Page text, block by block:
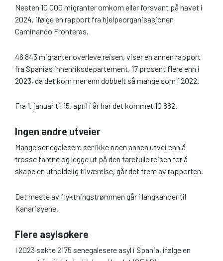
Nesten 10 000 migranter omkom eller forsvant på havet i
2024, ifølge en rapport fra hjelpeorganisasjonen
Caminando Fronteras.
46 843 migranter overleve reisen, viser en annen rapport
fra Spanias innenriksdepartement, 17 prosent flere enn i
2023, da det kom mer enn dobbelt så mange som i 2022.
Fra 1. januar til 15. april i år har det kommet 10 882.
Ingen andre utveier
Mange senegalesere ser ikke noen annen utvei enn å
trosse farene og legge ut på den farefulle reisen for å
skape en utholdelig tilværelse, går det frem av rapporten.
Det meste av flyktningstrømmen går i langkanoer til
Kanariøyene.
Flere asylsøkere
I 2023 søkte 2175 senegalesere asyl i Spania, ifølge en